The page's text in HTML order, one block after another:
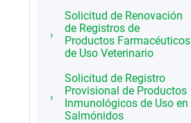
Solicitud de Renovación
de Registros de
Productos Farmacéuticos
de Uso Veterinario
Solicitud de Registro
Provisional de Productos
Inmunológicos de Uso en
Salmónidos